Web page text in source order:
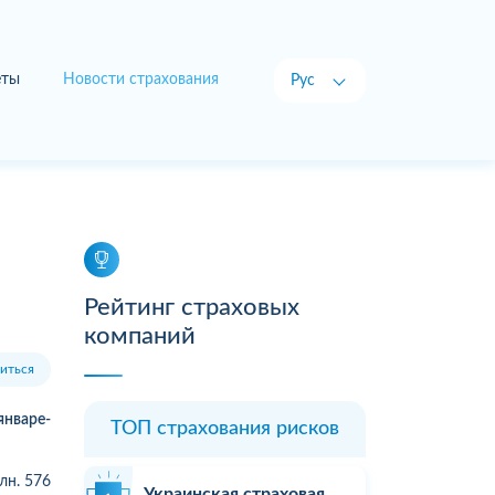
Новости страхования Рус
576
Рейтинг страховых
компаний
ТОП страхования рисков